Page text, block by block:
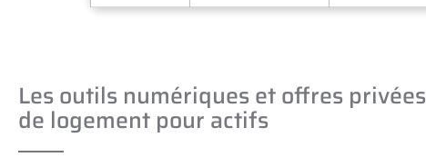
Les outils numériques et offres
de logement pour actifs